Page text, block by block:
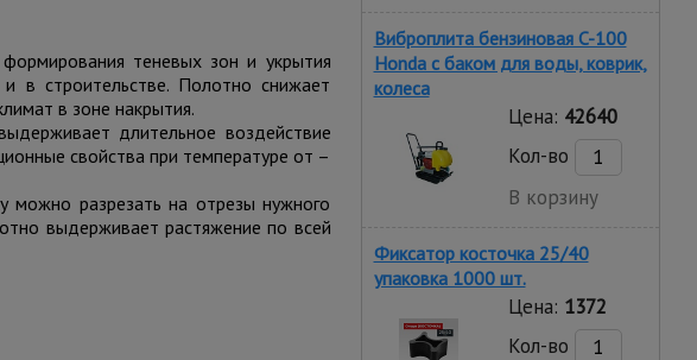
теневых зон и укрытия
в строительстве. Полотно снижает
в зоне накрытия.
длительное воздействие
свойства при температуре от –
можно разрезать на отрезы нужного
выдерживает растяжение по всей
Виброплита бензиновая C-100
Honda с баком для воды, коврик,
колеса
Цена: 42640
Кол-во
В корзину
Фиксатор косточка 25/40
упаковка 1000 шт.
Цена: 1372
Кол-во